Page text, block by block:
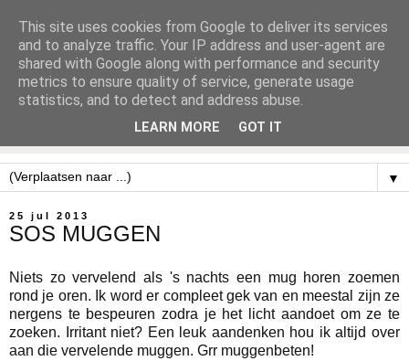
▼
25 jul 2013
SOS MUGGEN
Niets zo vervelend als 's nachts een mug horen zoemen
rond je oren. Ik word er compleet gek van en meestal zijn ze
nergens te bespeuren zodra je het licht aandoet om ze te
zoeken. Irritant niet? Een leuk aandenken hou ik altijd over
aan die vervelende muggen. Grr muggenbeten!
This site uses cookies from Google to deliver its services
and to analyze traffic. Your IP address and user-agent are
shared with Google along with performance and security
metrics to ensure quality of service, generate usage
statistics, and to detect and address abuse.
LEARN MORE GOT IT